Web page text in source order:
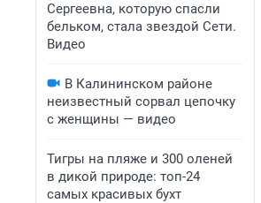
Сергеевна, которую спасли
бельком, стала звездой Сети.
Видео
В Калининском районе
неизвестный сорвал цепочку
с женщины — видео
Тигры на пляже и 300 оленей
в дикой природе: топ-24
самых красивых бухт